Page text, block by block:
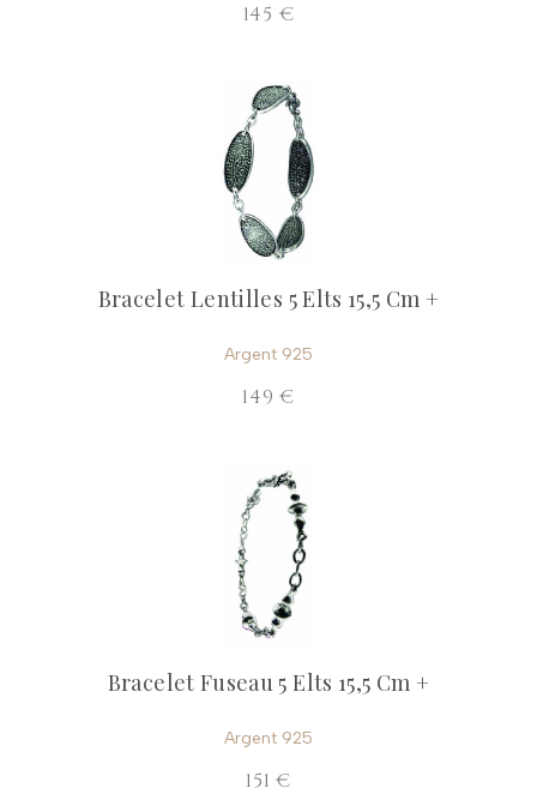
145 €
Bracelet Lentilles 5 Elts 15,5 Cm +
Argent 925
149 €
Bracelet Fuseau 5 Elts 15,5 Cm +
Argent 925
151 €